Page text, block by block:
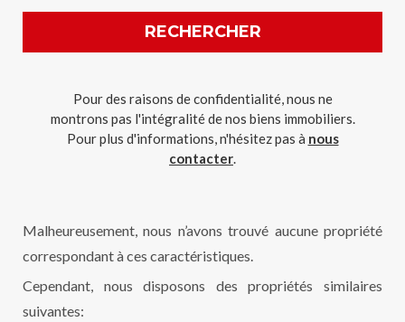
RECHERCHER
Pour des raisons de confidentialité, nous ne
montrons pas l'intégralité de nos biens immobiliers.
Pour plus d'informations, n'hésitez pas à nous
contacter.
Malheureusement, nous n’avons trouvé aucune propriété
correspondant à ces caractéristiques.
Cependant, nous disposons des propriétés similaires
suivantes: